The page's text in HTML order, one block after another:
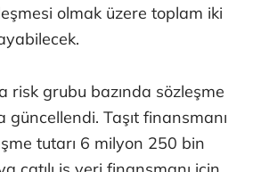
olmak üzere toplam iki
risk grubu bazında sözleşme
güncellendi. Taşıt finansmanı
tutarı 6 milyon 250 bin